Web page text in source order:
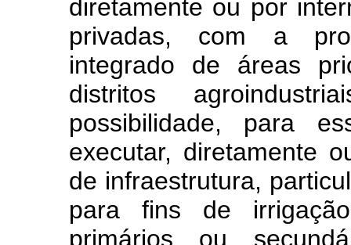
diretamente ou por
privadas, com a
integrado de áreas
distritos
possibilidade, para
executar, diretamente
de infraestrutura,
para fins de
primários ou